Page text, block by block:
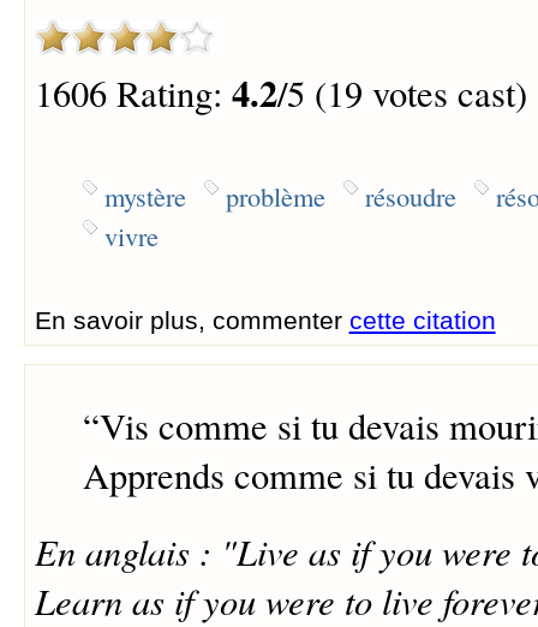
1606 Rating: 4.2/5 (19 votes cast)
mystère problème résoudre
vivre
En savoir plus, commenter cette citation
“Vis comme si tu devais
Apprends comme si tu devais
En anglais : "Live as if you were
Learn as if you were to live